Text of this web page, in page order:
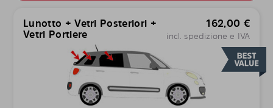
Lunotto + Vetri Posteriori +
Vetri Portiere
162,00 €
incl. spedizione e IVA